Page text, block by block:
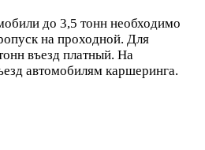
до 3,5 тонн необходимо
на проходной. Для
въезд платный. На
автомобилям каршеринга.